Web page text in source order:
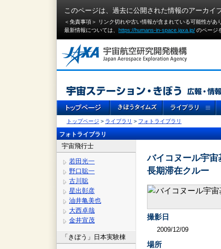
このページは、過去に公開された情報のアーカイ
＜免責事項＞ リンク切れや古い情報が含まれている可能性が
最新情報については、 https://humans-in-space.jaxa.jp/ のページ
トップページ > ライブラリ > フォトライブラリ
フォトライブラリ
宇宙飛行士
若田光一
野口聡一
古川聡
星出彰彦
油井亀美也
大西卓哉
金井宣茂
「きぼう」日本実験棟
バイコヌール宇
長期滞在クルー
撮影日
2009/12/09
場所